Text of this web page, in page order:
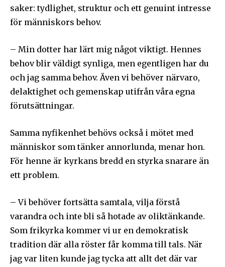
bli uppdaterad på det senaste
För att prenumerera: Ange din e-postadress och klicka på
prenumerationsknappen. Oroa dig inte, vi respekterar din
integritet och kommer inte att skicka skräppost till din
inkorg.
Ladda ner som PDF
saker: tydlighet, struktur och ett genuint intresse
för människors behov.
– Min dotter har lärt mig något viktigt. Hennes
behov blir väldigt synliga, men egentligen har du
och jag samma behov. Även vi behöver närvaro,
delaktighet och gemenskap utifrån våra egna
förutsättningar.
Samma nyfikenhet behövs också i mötet med
människor som tänker annorlunda, menar hon.
För henne är kyrkans bredd en styrka snarare än
ett problem.
– Vi behöver fortsätta samtala, vilja förstå
varandra och inte bli så hotade av oliktänkande.
Som frikyrka kommer vi ur en demokratisk
tradition där alla röster får komma till tals. När
jag var liten kunde jag tycka att allt det där var